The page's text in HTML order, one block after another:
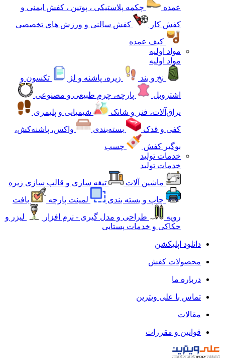
عمده
چکمه پلاستیکی ، پوتین ، کفش ایمنی و
کفش کار
کفش سالنی و ورزش های تخصصی
کیف عمده
مواد اولیه
مواد اولیه
نخ و بند
زیره، پاشنه و لژ
تکسون و
اشتروبل
پارچه، چرم طبیعی و مصنوعی
یراق‌آلات، فنر و شانک
شیمیایی و پلیمری
کفی و قدک
بسته‌بندی
واکس، پاشنه‌کش،
بوگیر کفش
چسب
خدمات تولید
خدمات تولید
ماشین آلات
تیغه سازی و قالب سازی زیره
چاپ و بسته بندی
لمینت پارچه
بافت
رویه
طراحی و مدل گیری - نرم افزار
لیزر و
حکاکی و خدمات پستایی
دانلود اپلیکشن
محصولات کفش
درباره ما
تماس با علی ویترین
مقالات
قوانین و مقررات